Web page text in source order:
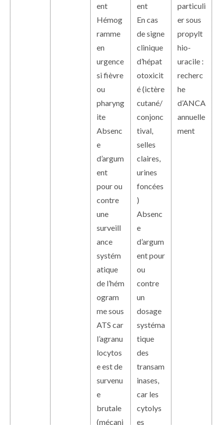
ent
Hémog
ramme
en
urgence
si fièvre
ou
pharyng
ite
Absenc
e
d’argum
ent
pour ou
contre
une
surveill
ance
systém
atique
de l’hém
ogram
me sous
ATS car
l’agranu
locytos
e est de
survenu
e
brutale
(mécani
ent
En cas
de signe
clinique
d’hépat
otoxicit
é (ictère
cutané/
conjonc
tival,
selles
claires,
urines
foncées
)
Absenc
e
d’argum
ent pour
ou
contre
un
dosage
systéma
tique
des
transam
inases,
car les
cytolys
es
particuli
er sous
propylt
hio-
uracile :
recherc
he
d’ANCA
annuelle
ment